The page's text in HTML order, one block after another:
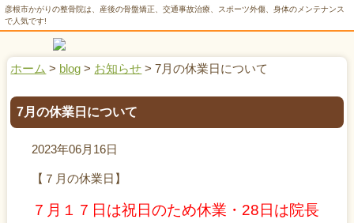
彦根市かがりの整骨院は、産後の骨盤矯正、交通事故治療、スポーツ外傷、身体のメンテナンス
で人気です!
ホーム > blog > お知らせ >7月の休業日について
7月の休業日について
2023年06月16日
【７月の休業日】
７月１７日は祝日のため休業・28日は院長